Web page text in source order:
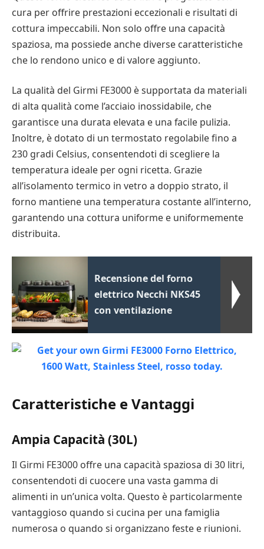
cura per offrire prestazioni eccezionali e risultati di
cottura impeccabili. Non solo offre una capacità
spaziosa, ma possiede anche diverse caratteristiche
che lo rendono unico e di valore aggiunto.
La qualità del Girmi FE3000 è supportata da materiali
di alta qualità come l’acciaio inossidabile, che
garantisce una durata elevata e una facile pulizia.
Inoltre, è dotato di un termostato regolabile fino a
230 gradi Celsius, consentendoti di scegliere la
temperatura ideale per ogni ricetta. Grazie
all’isolamento termico in vetro a doppio strato, il
forno mantiene una temperatura costante all’interno,
garantendo una cottura uniforme e uniformemente
distribuita.
Recensione del forno
elettrico Necchi NKS45
con ventilazione
Caratteristiche e Vantaggi
Ampia Capacità (30L)
Il Girmi FE3000 offre una capacità spaziosa di 30 litri,
consentendoti di cuocere una vasta gamma di
alimenti in un’unica volta. Questo è particolarmente
vantaggioso quando si cucina per una famiglia
numerosa o quando si organizzano feste e riunioni.